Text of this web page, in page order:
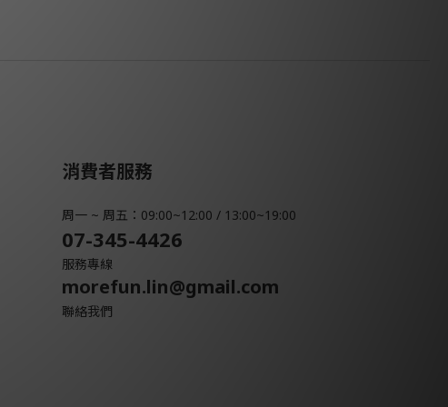
消費者服務
周一 ~ 周五：09:00~12:00 / 13:00~19:00
07-345-4426
服務專線
morefun.lin@gmail.com
聯絡我們